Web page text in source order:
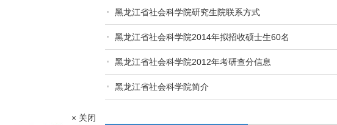
黑龙江省社会科学院研究生院联系方式
黑龙江省社会科学院2014年拟招收硕士生60名
黑龙江省社会科学院2012年考研查分信息
黑龙江省社会科学院简介
× 关闭